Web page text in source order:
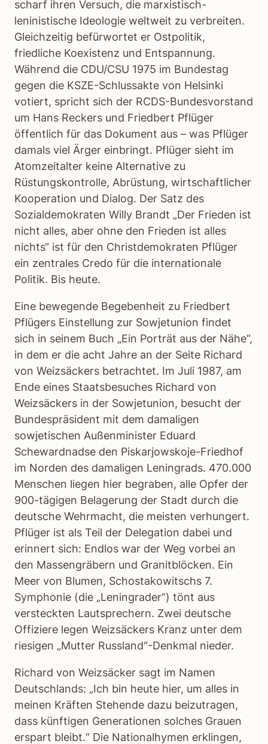
scharf ihren Versuch, die marxistisch-
leninistische Ideologie weltweit zu verbreiten.
Gleichzeitig befürwortet er Ostpolitik,
friedliche Koexistenz und Entspannung.
Während die CDU/CSU 1975 im Bundestag
gegen die KSZE-Schlussakte von Helsinki
votiert, spricht sich der RCDS-Bundesvorstand
um Hans Reckers und Friedbert Pflüger
öffentlich für das Dokument aus – was Pflüger
damals viel Ärger einbringt. Pflüger sieht im
Atomzeitalter keine Alternative zu
Rüstungskontrolle, Abrüstung, wirtschaftlicher
Kooperation und Dialog. Der Satz des
Sozialdemokraten Willy Brandt „Der Frieden ist
nicht alles, aber ohne den Frieden ist alles
nichts“ ist für den Christdemokraten Pflüger
ein zentrales Credo für die internationale
Politik. Bis heute.
Eine bewegende Begebenheit zu Friedbert
Pflügers Einstellung zur Sowjetunion findet
sich in seinem Buch „Ein Porträt aus der Nähe“,
in dem er die acht Jahre an der Seite Richard
von Weizsäckers betrachtet. Im Juli 1987, am
Ende eines Staatsbesuches Richard von
Weizsäckers in der Sowjetunion, besucht der
Bundespräsident mit dem damaligen
sowjetischen Außenminister Eduard
Schewardnadse den Piskarjowskoje-Friedhof
im Norden des damaligen Leningrads. 470.000
Menschen liegen hier begraben, alle Opfer der
900-tägigen Belagerung der Stadt durch die
deutsche Wehrmacht, die meisten verhungert.
Pflüger ist als Teil der Delegation dabei und
erinnert sich: Endlos war der Weg vorbei an
den Massengräbern und Granitblöcken. Ein
Meer von Blumen, Schostakowitschs 7.
Symphonie (die „Leningrader“) tönt aus
versteckten Lautsprechern. Zwei deutsche
Offiziere legen Weizsäckers Kranz unter dem
riesigen „Mutter Russland“-Denkmal nieder.
Richard von Weizsäcker sagt im Namen
Deutschlands: „Ich bin heute hier, um alles in
meinen Kräften Stehende dazu beizutragen,
dass künftigen Generationen solches Grauen
erspart bleibt.“ Die Nationalhymen erklingen,